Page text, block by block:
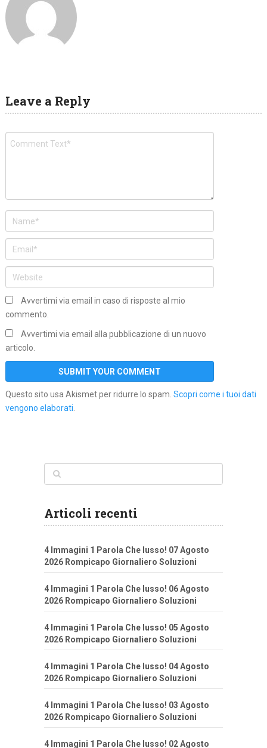
Leave a Reply
Avvertimi via email in caso di risposte al mio
commento.
Avvertimi via email alla pubblicazione di un nuovo
articolo.
Questo sito usa Akismet per ridurre lo spam. Scopri come i tuoi dati
vengono elaborati.
Articoli recenti
4 Immagini 1 Parola Che lusso! 07 Agosto
2026 Rompicapo Giornaliero Soluzioni
4 Immagini 1 Parola Che lusso! 06 Agosto
2026 Rompicapo Giornaliero Soluzioni
4 Immagini 1 Parola Che lusso! 05 Agosto
2026 Rompicapo Giornaliero Soluzioni
4 Immagini 1 Parola Che lusso! 04 Agosto
2026 Rompicapo Giornaliero Soluzioni
4 Immagini 1 Parola Che lusso! 03 Agosto
2026 Rompicapo Giornaliero Soluzioni
4 Immagini 1 Parola Che lusso! 02 Agosto